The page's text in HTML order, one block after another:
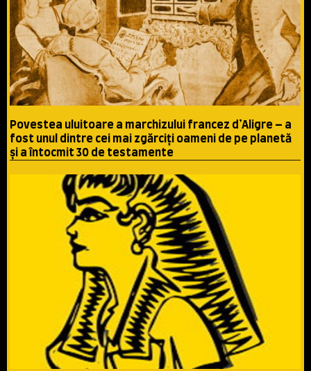
Povestea uluitoare a marchizului francez d’Aligre – a
fost unul dintre cei mai zgărciţi oameni de pe planetă
şi a întocmit 30 de testamente